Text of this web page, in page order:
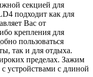
секцией для
подходит как для
Вас от
крепления для
пользоваться
так и для отдыха.
пределах. Зажим
устройствами с длиной